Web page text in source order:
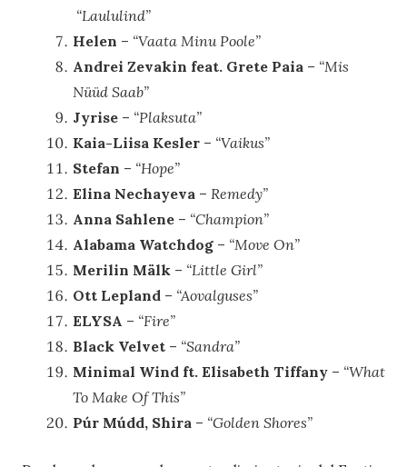
“Laululind”
Helen – “Vaata Minu Poole”
Andrei Zevakin feat. Grete Paia – “Mis
Nüüd Saab”
Jyrise – “Plaksuta”
Kaia-Liisa Kesler – “Vaikus”
Stefan – “Hope”
Elina Nechayeva – Remedy”
Anna Sahlene – “Champion”
Alabama Watchdog – “Move On”
Merilin Mälk – “Little Girl”
Ott Lepland – “Aovalguses”
ELYSA – “Fire”
Black Velvet – “Sandra”
Minimal Wind ft. Elisabeth Tiffany – “What
To Make Of This”
Púr Múdd, Shira – “Golden Shores”